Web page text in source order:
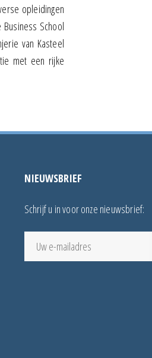
opleidingen
School
van Kasteel
met een rijke
NIEUWSBRIEF
Schrijf u in voor onze nieuwsbrief: